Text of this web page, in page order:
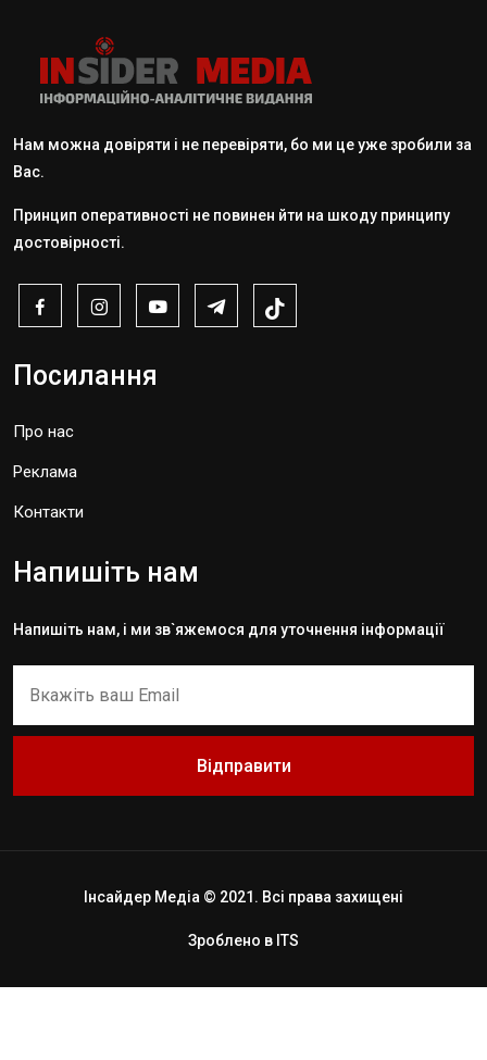
Нам можна довіряти і не перевіряти, бо ми це уже зробили за
Вас.
Принцип оперативності не повинен йти на шкоду принципу
достовірності.
Посилання
Про нас
Реклама
Контакти
Напишіть нам
Напишіть нам, і ми зв`яжемося для уточнення інформації
Відправити
Інсайдер Медіа © 2021. Всі права захищені
Зроблено в ITS